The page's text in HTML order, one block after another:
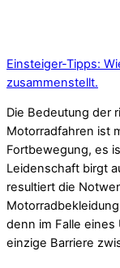
Einsteiger-Tipps:
zusammenstellt.
Die Bedeutung der
Motorradfahren ist
Fortbewegung, es
Leidenschaft birgt
resultiert die
denn im Falle
einzige Barriere